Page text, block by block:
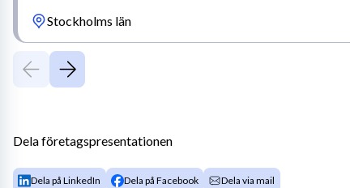
Stockholms län
Dela företagspresentationen
Dela på LinkedIn Dela på Facebook Dela via mail